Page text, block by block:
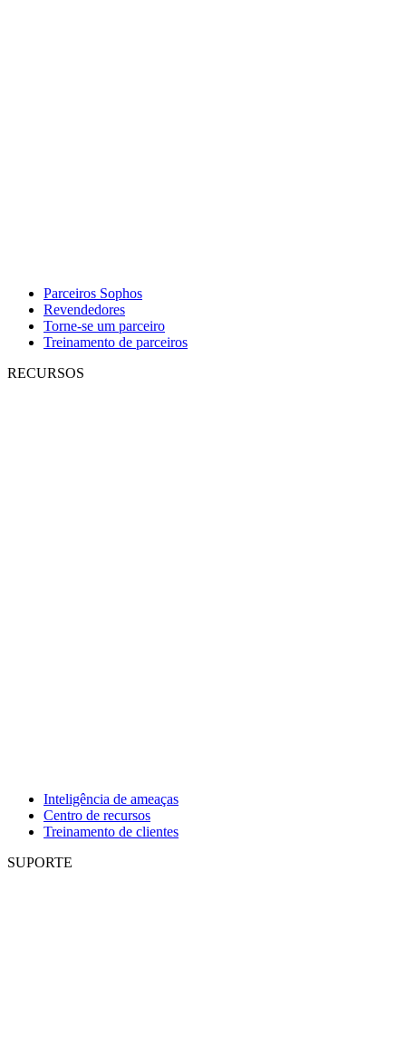
Parceiros Sophos
Revendedores
Torne-se um parceiro
Treinamento de parceiros
RECURSOS
Inteligência de ameaças
Centro de recursos
Treinamento de clientes
SUPORTE